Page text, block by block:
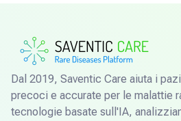
Dal 2019, Saventic Care aiuta i
precoci e accurate per le malattie
tecnologie basate sull'IA,